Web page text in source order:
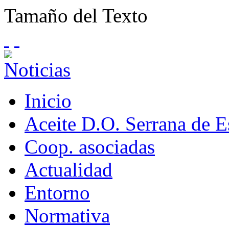
Tamaño del Texto
Inicio
Aceite D.O. Serrana de
Coop. asociadas
Actualidad
Entorno
Normativa